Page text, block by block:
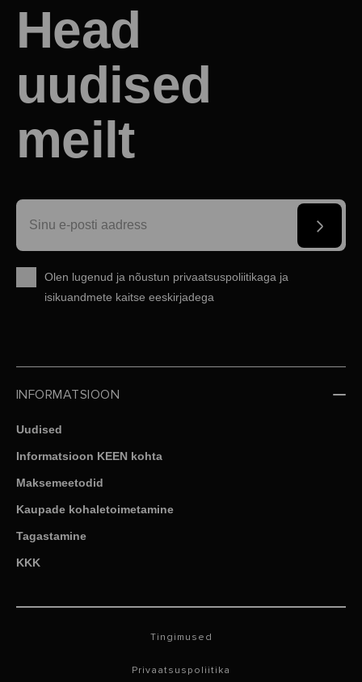
Head
uudised
meilt
Olen lugenud ja nõustun privaatsuspoliitikaga ja
isikuandmete kaitse eeskirjadega
INFORMATSIOON
Uudised
Informatsioon KEEN kohta
Maksemeetodid
Kaupade kohaletoimetamine
Tagastamine
KKK
Tingimused
Privaatsuspoliitika